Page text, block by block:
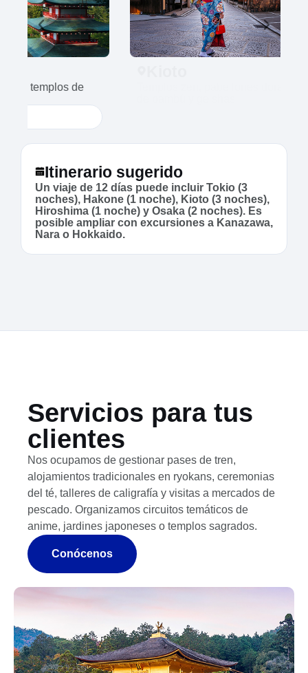
Templos zen, pabellones dorados, bosques
Itinerario sugerido
Un viaje de 12 días puede incluir Tokio (3
noches), Hakone (1 noche), Kioto (3 noches),
Hiroshima (1 noche) y Osaka (2 noches). Es
posible ampliar con excursiones a Kanazawa,
Nara o Hokkaido.
Servicios para tus
clientes
Nos ocupamos de gestionar pases de tren,
alojamientos tradicionales en ryokans, ceremonias
del té, talleres de caligrafía y visitas a mercados de
pescado. Organizamos circuitos temáticos de
anime, jardines japoneses o templos sagrados.
Conócenos